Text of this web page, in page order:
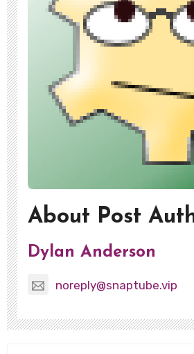
About Post
Dylan Anderson
noreply@snaptube.vip